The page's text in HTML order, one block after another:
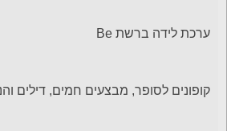
ערכת לידה ברשת Be
קופונים לסופר, מבצעים חמים, דילים